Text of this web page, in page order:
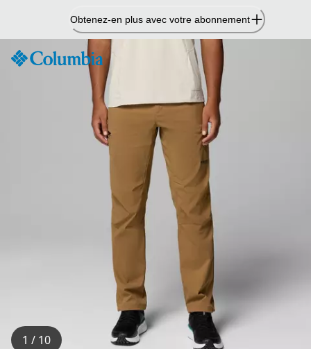
contenu
Obtenez-en plus avec votre abonnement
1 / 10